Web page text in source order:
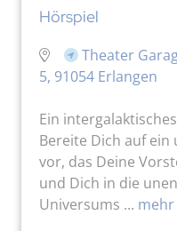
Hörspiel
Theater
5, 91054 Erlangen
Ein
Bereite Dich auf ein
vor, das Deine
und Dich in die
Universums ... mehr